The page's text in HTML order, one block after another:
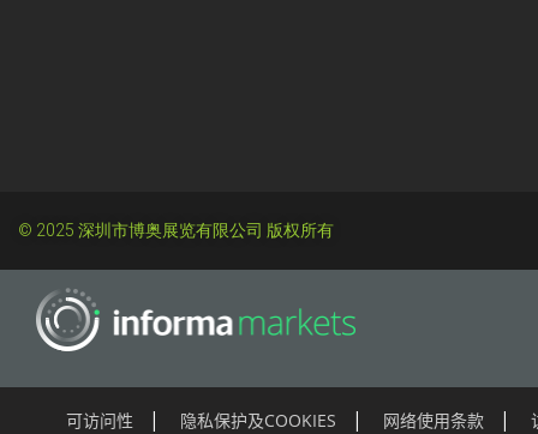
© 2025 深圳市博奥展览有限公司 版权所有
可访问性 隐私保护及COOKIES 网络使用条款